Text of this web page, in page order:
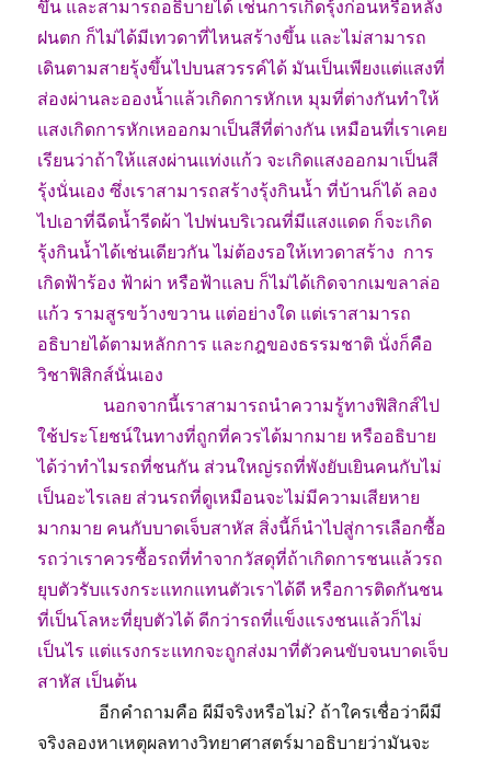
ขึ้น และสามารถอธิบายได้ เช่นการเกิดรุ้งก่อนหรือหลัง
ฝนตก ก็ไม่ได้มีเทวดาที่ไหนสร้างขึ้น และไม่สามารถ
เดินตามสายรุ้งขึ้นไปบนสวรรค์ได้ มันเป็นเพียงแต่แสงที่
ส่องผ่านละอองน้ำแล้วเกิดการหักเห มุมที่ต่างกันทำให้
แสงเกิดการหักเหออกมาเป็นสีที่ต่างกัน เหมือนที่เราเคย
เรียนว่าถ้าให้แสงผ่านแท่งแก้ว จะเกิดแสงออกมาเป็นสี
รุ้งนั่นเอง ซึ่งเราสามารถสร้างรุ้งกินน้ำ ที่บ้านก็ได้ ลอง
ไปเอาที่ฉีดน้ำรีดผ้า ไปพ่นบริเวณที่มีแสงแดด ก็จะเกิด
รุ้งกินน้ำได้เช่นเดียวกัน ไม่ต้องรอให้เทวดาสร้าง การ
เกิดฟ้าร้อง ฟ้าผ่า หรือฟ้าแลบ ก็ไม่ได้เกิดจากเมขลาล่อ
แก้ว รามสูรขว้างขวาน แต่อย่างใด แต่เราสามารถ
อธิบายได้ตามหลักการ และกฎของธรรมชาติ นั่งก็คือ
วิชาฟิสิกส์นั่นเอง
นอกจากนี้เราสามารถนำความรู้ทางฟิสิกส์ไป
ใช้ประโยชน์ในทางที่ถูกที่ควรได้มากมาย หรืออธิบาย
ได้ว่าทำไมรถที่ชนกัน ส่วนใหญ่รถที่พังยับเยินคนกับไม่
เป็นอะไรเลย ส่วนรถที่ดูเหมือนจะไม่มีความเสียหาย
มากมาย คนกับบาดเจ็บสาหัส สิ่งนี้ก็นำไปสู่การเลือกซื้อ
รถว่าเราควรซื้อรถที่ทำจากวัสดุที่ถ้าเกิดการชนแล้วรถ
ยุบตัวรับแรงกระแทกแทนตัวเราได้ดี หรือการติดกันชน
ที่เป็นโลหะที่ยุบตัวได้ ดีกว่ารถที่แข็งแรงชนแล้วก็ไม่
เป็นไร แต่แรงกระแทกจะถูกส่งมาที่ตัวคนขับจนบาดเจ็บ
สาหัส เป็นต้น
อีกคำถามคือ ผีมีจริงหรือไม่? ถ้าใครเชื่อว่าผีมี
จริงลองหาเหตุผลทางวิทยาศาสตร์มาอธิบายว่ามันจะ